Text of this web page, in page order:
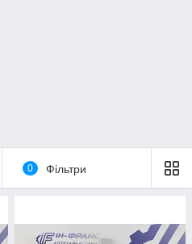
0 Фільтри